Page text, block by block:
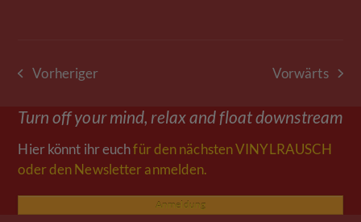
vorheriger
Vorheriger
Nächster
Vorwärts
Turn off your mind, relax and float downstream
Hier könnt ihr euchfür den nächsten VINYLRAUSCH
oder den Newsletter anmelden.
Anmeldung